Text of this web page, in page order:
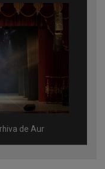
de Aur